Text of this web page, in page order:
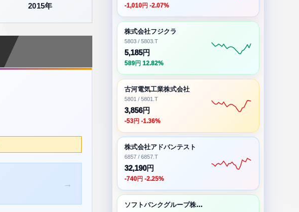
2015年
→
-1,010円 -2.07%
株式会社フジクラ
5803 / 5803.T
5,185円
589円 12.82%
古河電気工業株式会社
5801 / 5801.T
3,856円
-53円 -1.36%
株式会社アドバンテスト
6857 / 6857.T
32,190円
-740円 -2.25%
ソフトバンクグループ株式会社